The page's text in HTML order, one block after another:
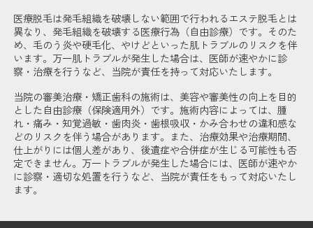
医療脱毛は発毛組織を破壊しない範囲で行われるエステ脱毛とは
異なり、発毛組織を破壊する医療行為（自由診療）です。そのた
め、毛のう炎や硬毛化、やけどといった肌トラブルのリスクを伴
います。万一肌トラブルが発生した場合は、医師が速やかに診
察・治療を行うなど、当院が責任を持って対応いたします。
当院の審美治療・矯正歯科の施術は、美容や審美性の向上を目的
とした自由診療（保険適用外）です。施術内容によっては、腫
れ・痛み・知覚過敏・歯肉炎・歯根吸収・かみ合わせの違和感な
どのリスクを伴う場合があります。また、治療効果や治療期間、
仕上がりには個人差があり、後遺症や合併症が生じる可能性も否
定できません。万一トラブルが発生した場合には、医師が速やか
に診察・適切な処置を行うなど、当院が責任をもって対応いたし
ます。